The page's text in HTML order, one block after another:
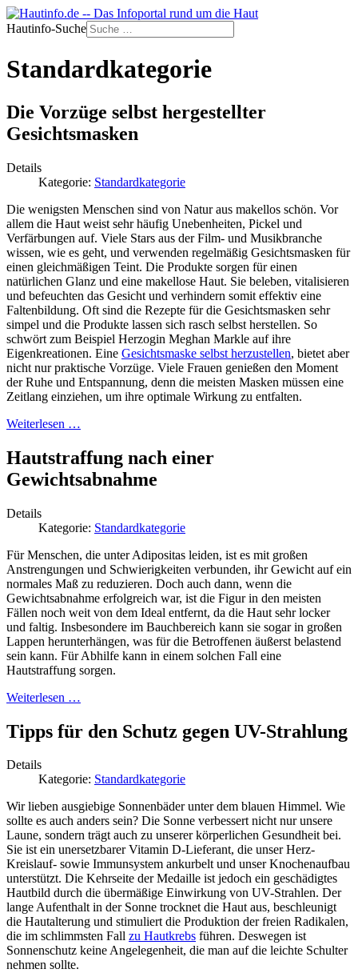
Hautinfo-Suche
Standardkategorie
Die Vorzüge selbst hergestellter
Gesichtsmasken
Details
Kategorie: Standardkategorie
Die wenigsten Menschen sind von Natur aus makellos schön. Vor
allem die Haut weist sehr häufig Unebenheiten, Pickel und
Verfärbungen auf. Viele Stars aus der Film- und Musikbranche
wissen, wie es geht, und verwenden regelmäßig Gesichtsmasken für
einen gleichmäßigen Teint. Die Produkte sorgen für einen
natürlichen Glanz und eine makellose Haut. Sie beleben, vitalisieren
und befeuchten das Gesicht und verhindern somit effektiv eine
Faltenbildung. Oft sind die Rezepte für die Gesichtsmasken sehr
simpel und die Produkte lassen sich rasch selbst herstellen. So
schwört zum Beispiel Herzogin Meghan Markle auf ihre
Eigenkreationen. Eine Gesichtsmaske selbst herzustellen, bietet aber
nicht nur praktische Vorzüge. Viele Frauen genießen den Moment
der Ruhe und Entspannung, denn die meisten Masken müssen eine
Zeitlang einziehen, um ihre optimale Wirkung zu entfalten.
Weiterlesen …
Hautstraffung nach einer
Gewichtsabnahme
Details
Kategorie: Standardkategorie
Für Menschen, die unter Adipositas leiden, ist es mit großen
Anstrengungen und Schwierigkeiten verbunden, ihr Gewicht auf ein
normales Maß zu reduzieren. Doch auch dann, wenn die
Gewichtsabnahme erfolgreich war, ist die Figur in den meisten
Fällen noch weit von dem Ideal entfernt, da die Haut sehr locker
und faltig. Insbesondere im Bauchbereich kann sie sogar in großen
Lappen herunterhängen, was für die Betroffenen äußerst belastend
sein kann. Für Abhilfe kann in einem solchen Fall eine
Hautstraffung sorgen.
Weiterlesen …
Tipps für den Schutz gegen UV-Strahlung
Details
Kategorie: Standardkategorie
Wir lieben ausgiebige Sonnenbäder unter dem blauen Himmel. Wie
sollte es auch anders sein? Die Sonne verbessert nicht nur unsere
Laune, sondern trägt auch zu unserer körperlichen Gesundheit bei.
Sie ist ein unersetzbarer Vitamin D-Lieferant, die unser Herz-
Kreislauf- sowie Immunsystem ankurbelt und unser Knochenaufbau
unterstützt. Die Kehrseite der Medaille ist jedoch ein geschädigtes
Hautbild durch die übermäßige Einwirkung von UV-Strahlen. Der
lange Aufenthalt in der Sonne trocknet die Haut aus, beschleunigt
die Hautalterung und stimuliert die Produktion der freien Radikalen,
die im schlimmsten Fall zu Hautkrebs führen. Deswegen ist
Sonnenschutz keine Angelegenheit, die man auf die leichte Schulter
nehmen sollte.